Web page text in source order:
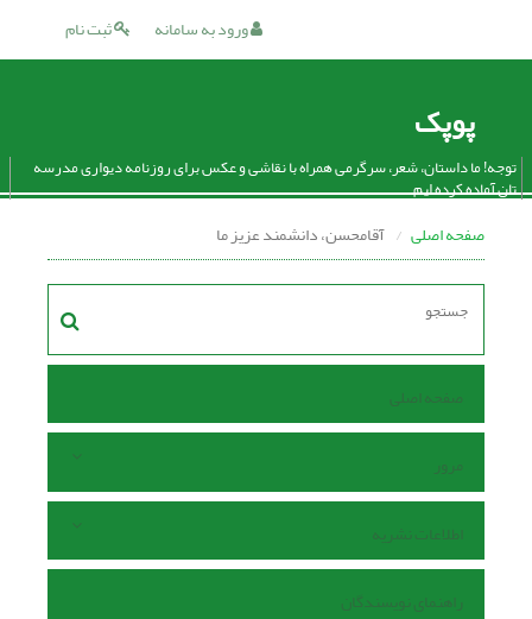
ثبت نام ورود به سامانه
پوپک
توجه! ما داستان، شعر، سرگرمی همراه با نقاشی و عکس برای روزنامه دیواری مدرسه
تان آماده کرده ایم.
صفحه اصلی آقامحسن، دانشمند عزیز ما
صفحه اصلی
مرور
اطلاعات نشریه
راهنمای نویسندگان